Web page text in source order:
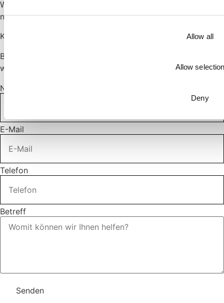
Allow all
Allow
Deny
Wir hoffen, du findest, was du suchst. Ansonsten zögere
nicht, uns zu kontaktieren, wir helfen dir gerne weiter!
KONTAKTIEREN SIE UNS
Bitte füllen Sie Ihre Daten aus, wir melden uns so schnell
wie möglich bei Ihnen.
Name
E-Mail
Telefon
Betreff
Senden